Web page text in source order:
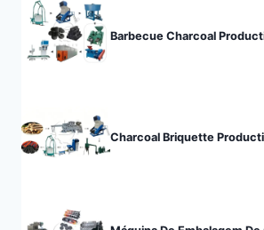
Barbecue Charcoal
Charcoal Briquette